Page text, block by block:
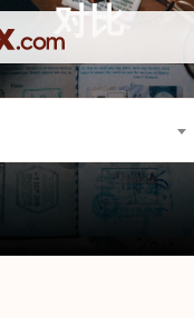
对比